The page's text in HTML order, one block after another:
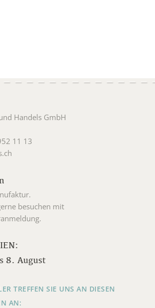
Handels GmbH
11 13
besuchen mit
8. August
TREFFEN SIE UNS AN DIESEN
AN: